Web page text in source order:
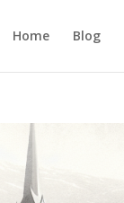
Home Blog